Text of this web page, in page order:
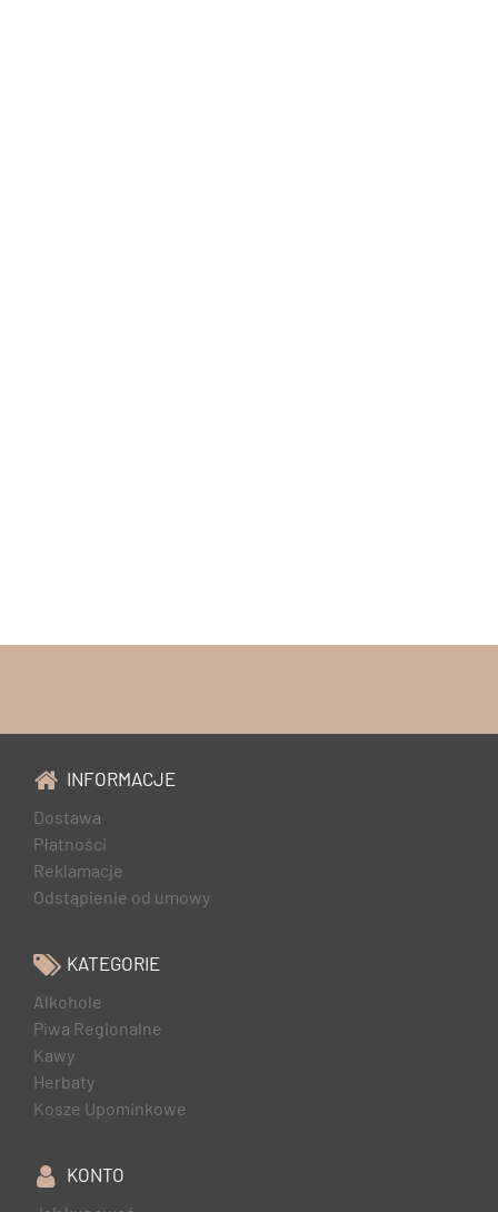
INFORMACJE
Dostawa
Płatności
Reklamacje
Odstąpienie od umowy
KATEGORIE
Alkohole
Piwa Regionalne
Kawy
Herbaty
Kosze Upominkowe
KONTO